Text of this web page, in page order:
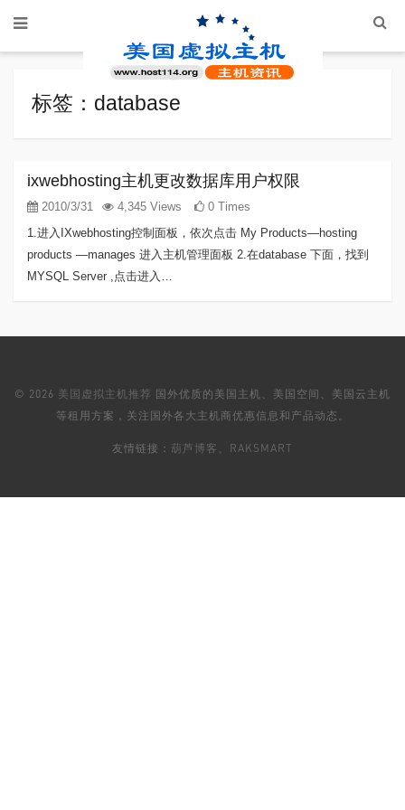
标签：database
ixwebhosting主机更改数据库用户权限
2010/3/31 4,345 Views
0 Times
1.进入IXwebhosting控制面板，依次点击 My Products—hosting
products —manages 进入主机管理面板 2.在database 下面，找到
MYSQL Server ,点击进入…
© 2026 美国虚拟主机推荐 国外优质的美国主机、美国空间、美国云主机
等租用方案，关注国外各大主机商优惠信息和产品动态。
友情链接： 葫芦博客 RAKSMART